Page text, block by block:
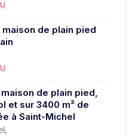
de plain pied
de plain pied,
et sur 3400 m² de
à Saint-Michel